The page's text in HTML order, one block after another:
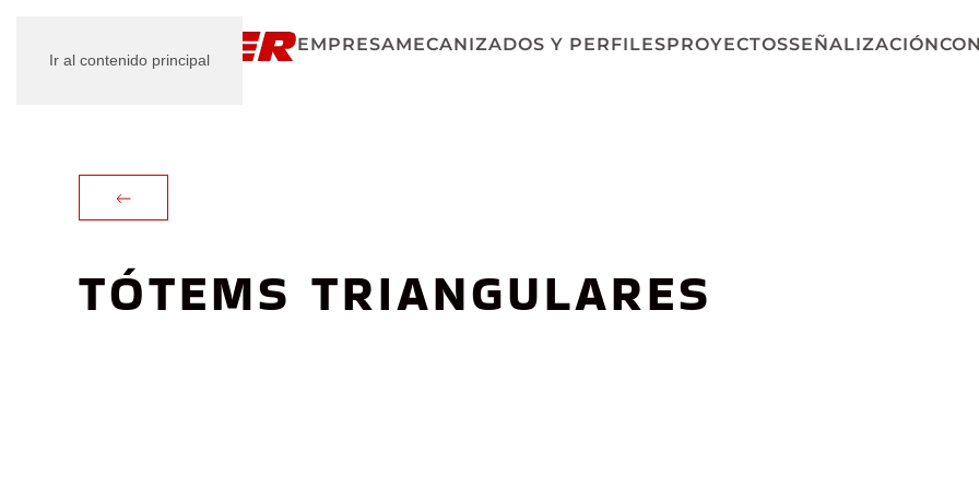
Ir al contenido principal
EMPRESAMECANIZADOS Y PERFILESPROYECTOSSEÑALIZACIÓN
TÓTEMS TRIANGULARES